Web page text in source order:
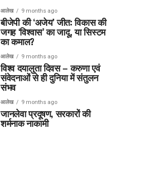
आलेख 9 months ago
बीजेपी की ‘अजेय’ जीत: विकास की
जगह ‘विश्वास’ का जादू, या सिस्टम
का कमाल?
आलेख 9 months ago
विश्व दयालुता दिवस – करुणा एवं
संवेदनाओं से ही दुनिया में संतुलन
संभव
आलेख 9 months ago
जानलेवा प्रदूषण, सरकारों की
शर्मनाक नाकामी